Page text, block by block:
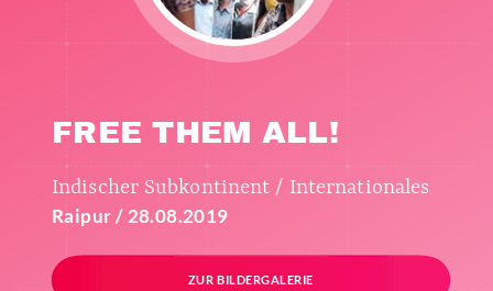
FREE THEM ALL!
Indischer Subkontinent / Internationales
Raipur / 28.08.2019
ZUR BILDERGALERIE